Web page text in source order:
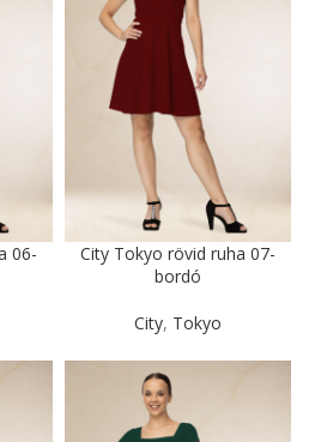
06-
City Tokyo rövid ruha 07-
bordó
City, Tokyo